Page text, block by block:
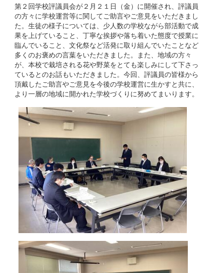
第２回学校評議員会が２月２１日（金）に開催され、評議員
の方々に学校運営等に関してご助言やご意見をいただきまし
た。生徒の様子については、少人数の学校ながら部活動で成
果を上げていること、丁寧な挨拶や落ち着いた態度で授業に
臨んでいること、文化祭など活発に取り組んでいたことなど
多くのお褒めの言葉をいただきました。また、地域の方々
が、本校で栽培される花や野菜をとても楽しみにして下さっ
ているとのお話もいただきました。今回、評議員の皆様から
頂戴したご助言やご意見を今後の学校運営に生かすと共に、
より一層の地域に開かれた学校づくりに努めてまいります。